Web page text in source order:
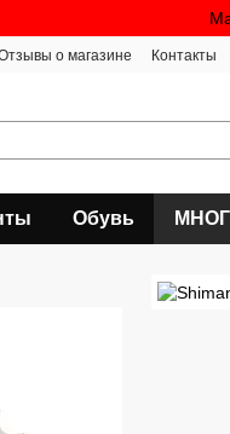
о магазине Контакты
Обувь